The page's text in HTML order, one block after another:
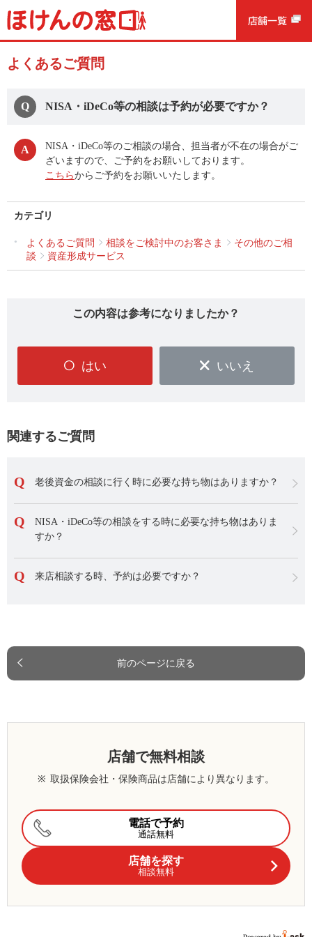
よくあるご質問
NISA・iDeCo等の相談は予約が必要ですか？
NISA・iDeCo等のご相談の場合、担当者が不在の場合がご
ざいますので、ご予約をお願いしております。
こちらからご予約をお願いいたします。
カテゴリ
よくあるご質問 相談をご検討中のお客さま
その他のご相
談
資産形成サービス
この内容は参考になりましたか？
はい いいえ
関連するご質問
老後資金の相談に行く時に必要な持ち物はありますか？
NISA・iDeCo等の相談をする時に必要な持ち物はありま
すか？
来店相談する時、予約は必要ですか？
前のページに戻る
店舗で無料相談
※ 取扱保険会社・保険商品は店舗により異なります。
電話で予約
通話無料
店舗を探す
相談無料